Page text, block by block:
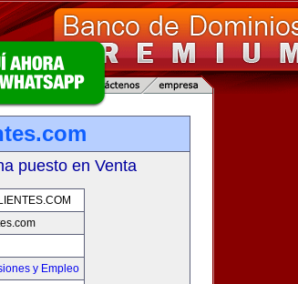
puesto en Venta
y Empleo